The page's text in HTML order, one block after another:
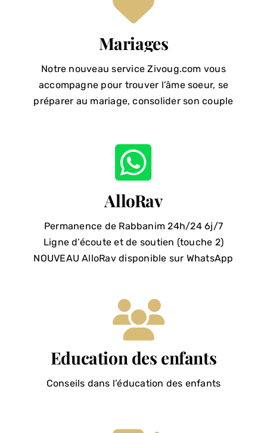
Mariages
Notre nouveau service Zivoug.com vous
accompagne pour trouver l’âme soeur, se
préparer au mariage, consolider son couple
AlloRav
Permanence de Rabbanim 24h/24 6j/7
Ligne d’écoute et de soutien (touche 2)
NOUVEAU AlloRav disponible sur WhatsApp
Education des enfants
Conseils dans l’éducation des enfants